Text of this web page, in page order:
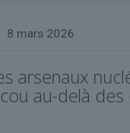
8 mars 2026
arsenaux
au-delà des